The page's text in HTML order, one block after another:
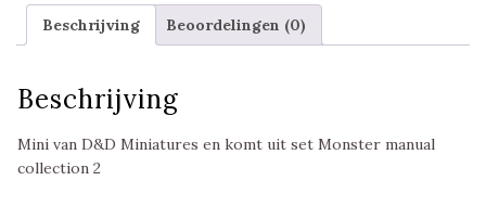
Collection
2,
Miniatures
aantal
Beschrijving Beoordelingen (0)
Beschrijving
Mini van D&D Miniatures en komt uit set Monster manual
collection 2